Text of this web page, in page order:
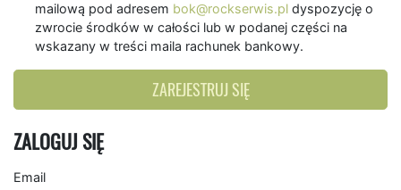
mailową pod adresem bok@rockserwis.pl dyspozycję o
zwrocie środków w całości lub w podanej części na
wskazany w treści maila rachunek bankowy.
ZAREJESTRUJ SIĘ
ZALOGUJ SIĘ
Email